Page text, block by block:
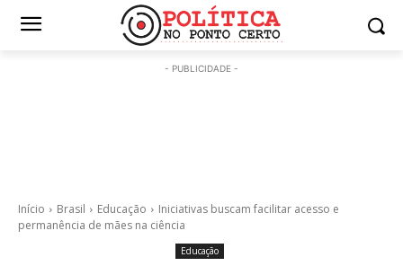
- PUBLICIDADE -
Início Brasil Educação
Iniciativas buscam facilitar acesso e
permanência de mães na ciência
Educação